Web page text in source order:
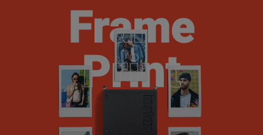
Frame
Print
Frame
Print